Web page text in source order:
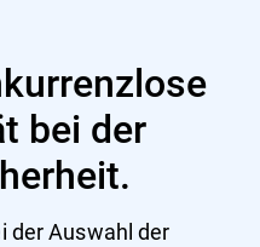
bei der
der Auswahl der